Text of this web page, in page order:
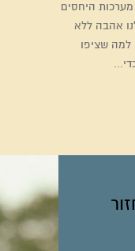
היחסים
אהבה ללא
למה שציפו